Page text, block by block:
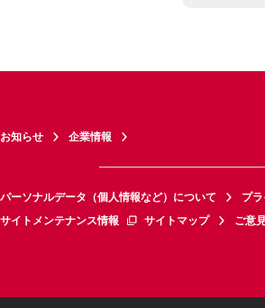
お知らせ 企業情報
パーソナルデータ（個人情報など）について プ
サイトメンテナンス情報
サイトマップ ご意